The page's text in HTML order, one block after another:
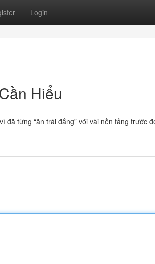
Login
Hiểu
đã từng “ăn trái đắng” với vài nền tảng trước